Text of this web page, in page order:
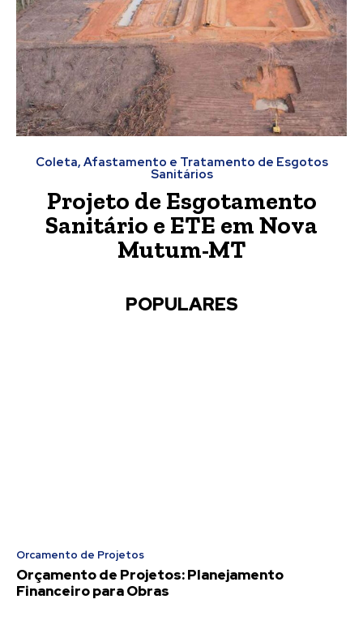
Coleta, Afastamento e Tratamento de Esgotos
Sanitários
Projeto de Esgotamento
Sanitário e ETE em Nova
Mutum-MT
POPULARES
Orcamento de Projetos
Orçamento de Projetos: Planejamento
Financeiro para Obras